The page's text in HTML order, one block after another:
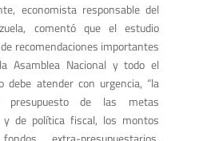
economista responsable del
comentó que el estudio
recomendaciones importantes
Asamblea Nacional y todo el
debe atender con urgencia, “la
de las metas
y de política fiscal, los montos